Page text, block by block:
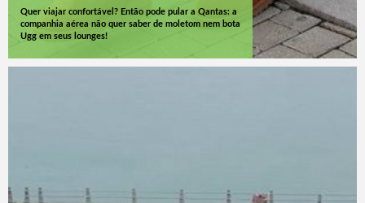
Quer viajar confortável? Então pode pular a Qantas: a
companhia aérea não quer saber de moletom nem bota
Ugg em seus lounges!